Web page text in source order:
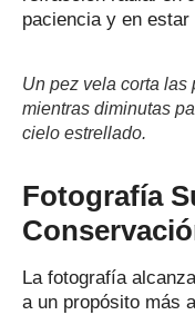
paciencia y en estar
Un pez vela corta las
mientras diminutas
cielo estrellado.
Fotografía
La fotografía
a un propósito más